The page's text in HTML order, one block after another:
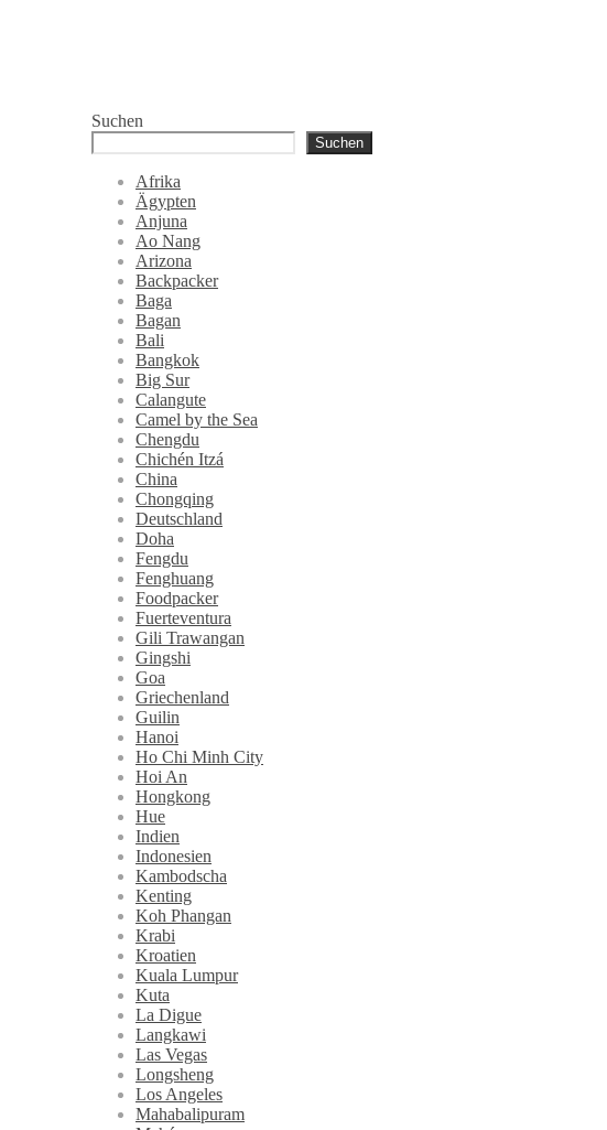
Suchen
Suchen
Afrika
Ägypten
Anjuna
Ao Nang
Arizona
Backpacker
Baga
Bagan
Bali
Bangkok
Big Sur
Calangute
Camel by the Sea
Chengdu
Chichén Itzá
China
Chongqing
Deutschland
Doha
Fengdu
Fenghuang
Foodpacker
Fuerteventura
Gili Trawangan
Gingshi
Goa
Griechenland
Guilin
Hanoi
Ho Chi Minh City
Hoi An
Hongkong
Hue
Indien
Indonesien
Kambodscha
Kenting
Koh Phangan
Krabi
Kroatien
Kuala Lumpur
Kuta
La Digue
Langkawi
Las Vegas
Longsheng
Los Angeles
Mahabalipuram